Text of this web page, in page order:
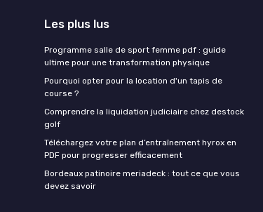
Les plus lus
Programme salle de sport femme pdf : guide
ultime pour une transformation physique
Pourquoi opter pour la location d'un tapis de
course ?
Comprendre la liquidation judiciaire chez destock
golf
Téléchargez votre plan d’entraînement hyrox en
PDF pour progresser efficacement
Bordeaux patinoire meriadeck : tout ce que vous
devez savoir